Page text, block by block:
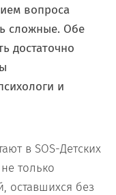
вопроса
сложные. Обе
достаточно
и
в SOS-Детских
только
оставшихся без